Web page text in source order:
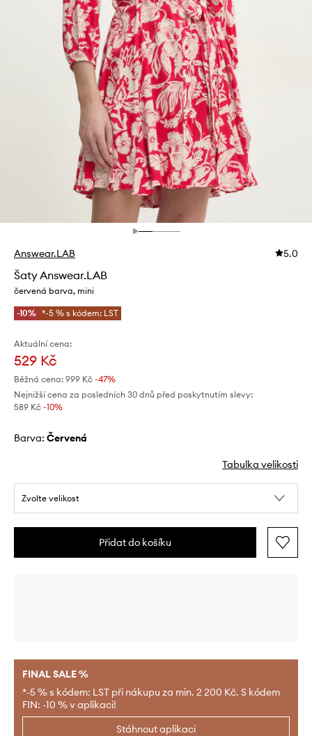
Answear.LAB 5.0
Šaty Answear.LAB
červená barva, mini
-10% *-5 % s kódem: LST
Aktuální cena:
529 Kč
Běžná cena: 999 Kč -47%
Nejnižší cena za posledních 30 dnů před poskytnutím slevy:
589 Kč -10%
Barva: červená
Tabulka velikosti
Zvolte velikost
Přidat do košíku
FINAL SALE %
*-5 % s kódem: LST při nákupu za min. 2 200 Kč. S kódem
FIN: -10 % v aplikaci!
Stáhnout aplikaci